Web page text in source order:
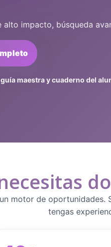
impacto, búsqueda
maestra y cuaderno del
un motor de
tengas